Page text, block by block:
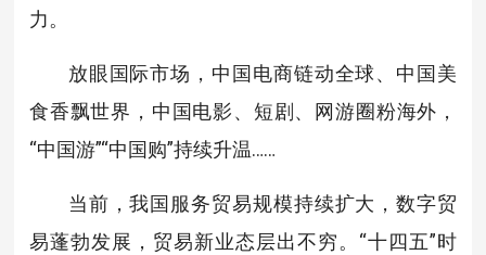
力。
放眼国际市场，中国电商链动全球、中国美
食香飘世界，中国电影、短剧、网游圈粉海外，
“中国游”“中国购”持续升温……
当前，我国服务贸易规模持续扩大，数字贸
易蓬勃发展，贸易新业态层出不穷。“十四五”时